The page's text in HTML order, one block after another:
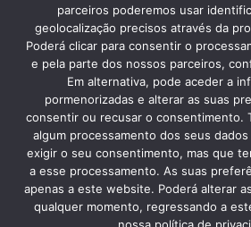
Copyright © 2013 Silver Coast Travelling
Tlmv: +351 96 148 1448 •
parceiros poderemos usar
geolocalização precisos através da
Poderá clicar para consentir o
e pela parte dos nossos parceiros,
Em alternativa, pode aceder a
pormenorizadas e alterar as suas
consentir ou recusar o consentimento.
algum processamento dos seus
exigir o seu consentimento, mas que
a esse processamento. As suas
apenas a este website. Poderá alterar
qualquer momento, regressando a